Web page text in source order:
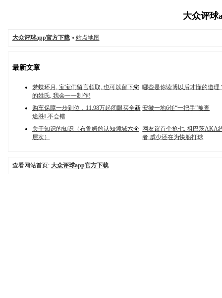
大众评球
大众评球app官方下载» 站点地图
最新文章
梦蝶环月, 宝宝们留言领取, 也可以留下您
的姓氏, 我会一一制作!
哪些是你读博以后才懂的道理
购车保障一步到位，11.98万起闭眼买全新
途胜L不会错
安徽一地6任“一把手”被查
关于知识的知识（布鲁姆的认知领域六个
层次）
网友议首个抢七: 祖巴茨AKA
者 威少还在为快船打球
查看网站首页: 大众评球app官方下载